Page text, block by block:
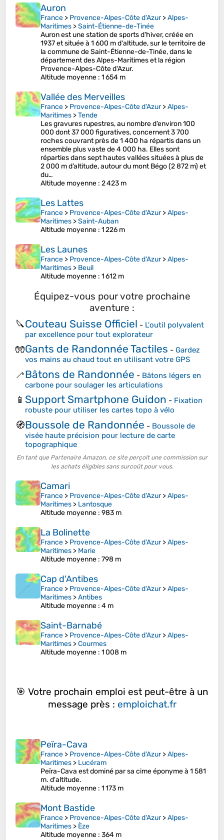
Auron
France > Provence-Alpes-Côte d'Azur>Alpes-
Maritimes >Saint-Étienne-de-Tinée
Auron est une station de sports d'hiver, créée en
1937 et située à 1 600 m d'altitude, sur le territoire de
la commune de Saint-Étienne-de-Tinée, dans le
département des Alpes-Maritimes et la région
Provence-Alpes-Côte d'Azur.
Altitude moyenne : 1 654 m
Vallée des Merveilles
France > Provence-Alpes-Côte d'Azur>Alpes-
Maritimes >Tende
Les gravures rupestres, au nombre d’environ 100
000 dont 37 000 figuratives, concernent 3 700
roches couvrant près de 1 400 ha répartis dans un
ensemble plus vaste de 4 000 ha. Elles sont
réparties dans sept hautes vallées situées à plus de
2 000 m d’altitude, autour du mont Bégo (2 872 m) et
du…
Altitude moyenne : 2 423 m
Les Lattes
France > Provence-Alpes-Côte d'Azur>Alpes-
Maritimes >Saint-Auban
Altitude moyenne : 1 226 m
Les Launes
France > Provence-Alpes-Côte d'Azur>Alpes-
Maritimes > Beuil
Altitude moyenne : 1 612 m
Équipez-vous pour votre prochaine
aventure :
🔪Couteau Suisse Officiel - L'outil polyvalent
par excellence pour tout explorateur
🧤Gants de Randonnée Tactiles - Gardez
vos mains au chaud tout en utilisant votre GPS
🦯Bâtons de Randonnée - Bâtons légers en
carbone pour soulager les articulations
📱 Support Smartphone Guidon - Fixation
robuste pour utiliser les cartes topo à vélo
🧭Boussole de Randonnée - Boussole de
visée haute précision pour lecture de carte
topographique
En tant que Partenaire Amazon, ce site perçoit une commission sur
les achats éligibles sans surcoût pour vous.
Camari
France > Provence-Alpes-Côte d'Azur>Alpes-
Maritimes > Lantosque
Altitude moyenne : 983 m
La Bolinette
France > Provence-Alpes-Côte d'Azur>Alpes-
Maritimes > Marie
Altitude moyenne : 798 m
Cap d'Antibes
France > Provence-Alpes-Côte d'Azur>Alpes-
Maritimes >Antibes
Altitude moyenne : 4 m
Saint-Barnabé
France > Provence-Alpes-Côte d'Azur>Alpes-
Maritimes >Courmes
Altitude moyenne : 1 008 m
🎯 Votre prochain emploi est peut-être à un
message près : emploichat.fr
Peïra-Cava
France > Provence-Alpes-Côte d'Azur>Alpes-
Maritimes > Lucéram
Peïra-Cava est dominé par sa cime éponyme à 1 581
m. d'altitude.
Altitude moyenne : 1 173 m
Mont Bastide
France > Provence-Alpes-Côte d'Azur>Alpes-
Maritimes > Èze
Altitude moyenne : 364 m